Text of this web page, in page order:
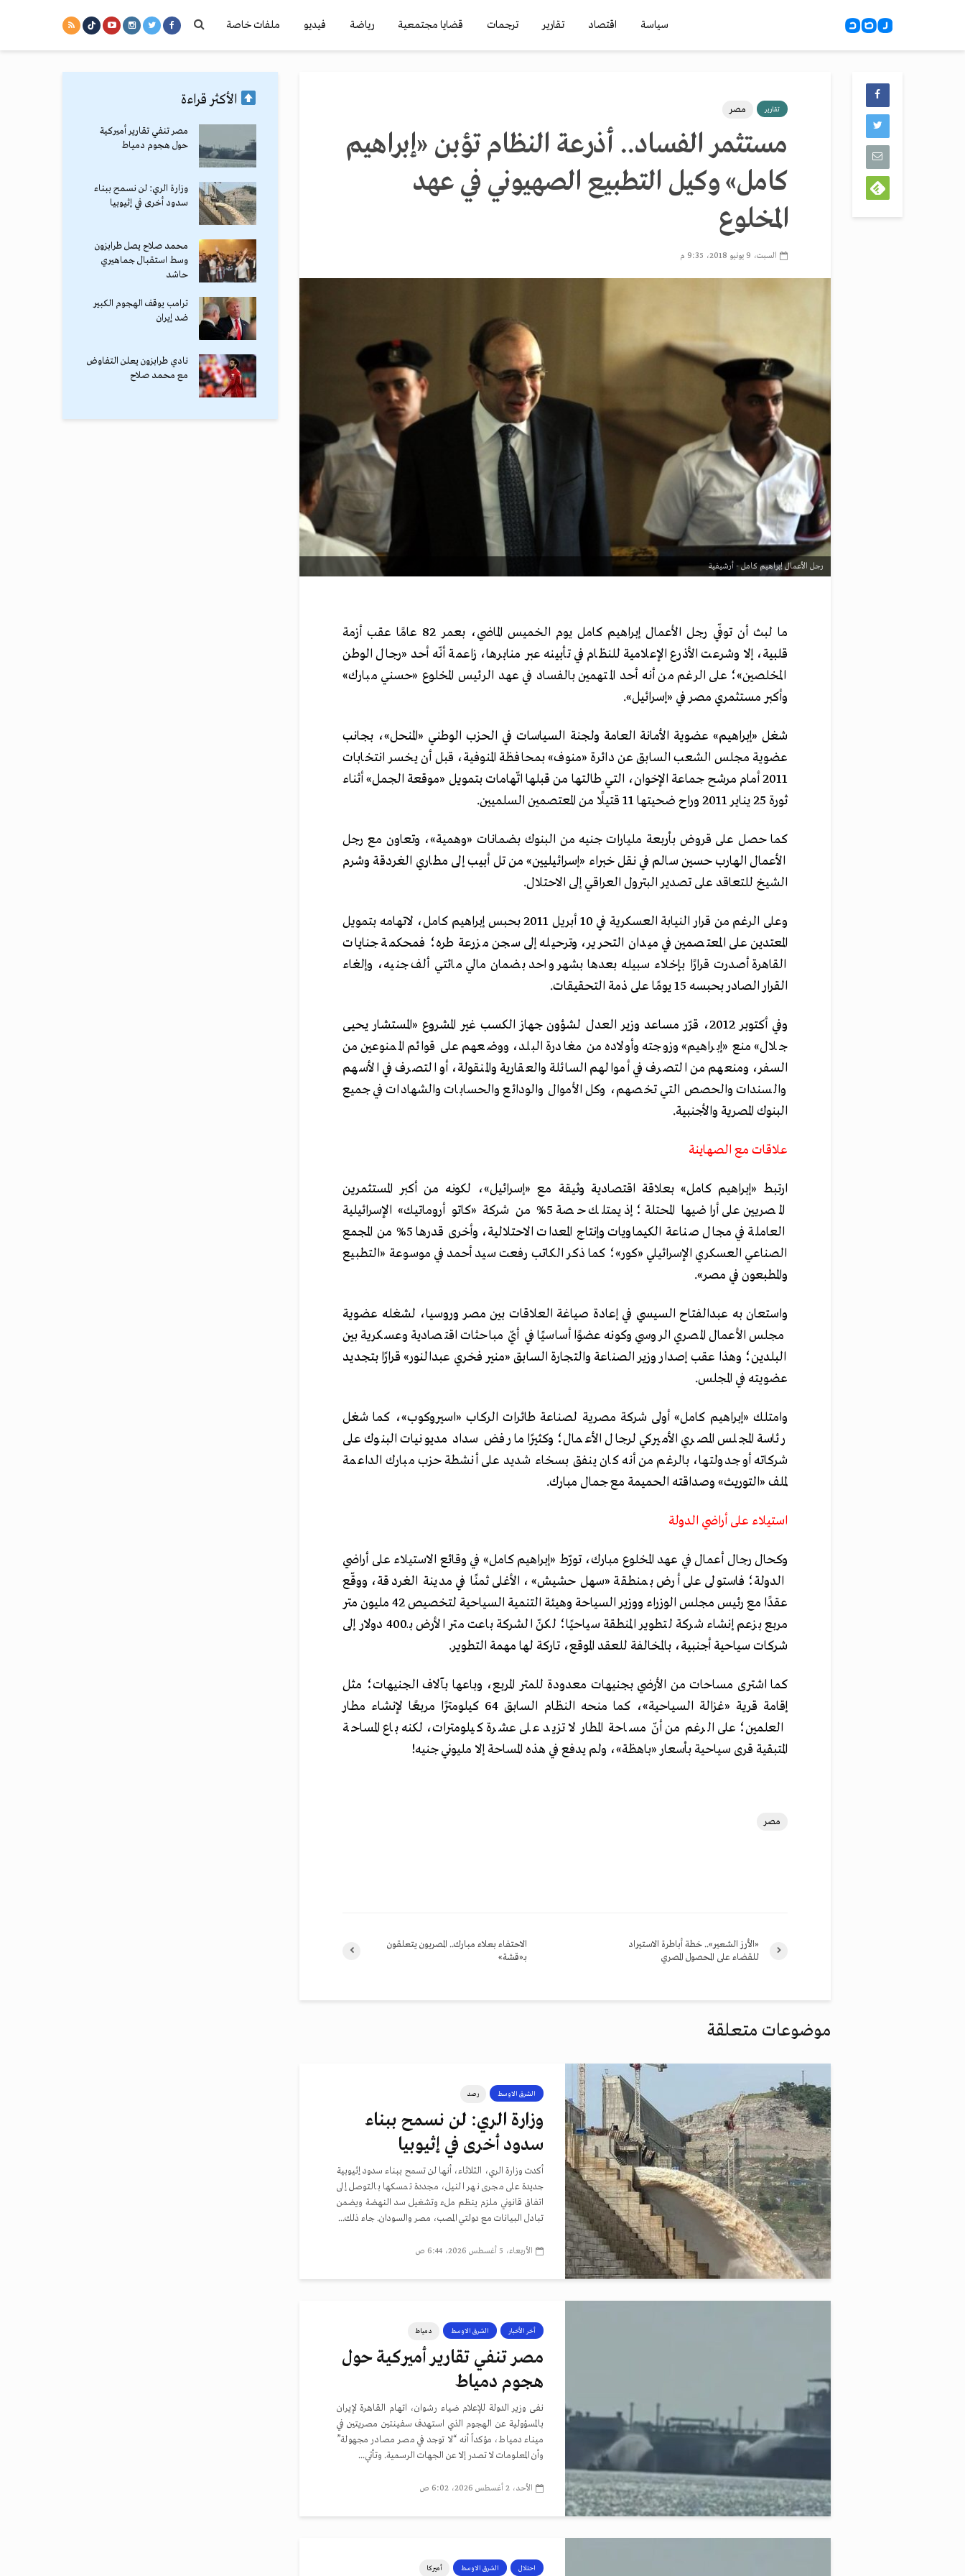
سياسة اقتصاد تقارير ترجمات قضايا مجتمعية رياضة فيديو ملفات خاصة
تقارير مصر
مستثمر الفساد.. أذرعة النظام تؤبن «إبراهيم
كامل» وكيل التطبيع الصهيوني في عهد
المخلوع
السبت، 9 يونيو 2018، 9:35 م
رجل الأعمال إبراهيم كامل - أرشيفية
ما لبث أن توفّي رجل الأعمال إبراهيم كامل يوم الخميس الماضي، بعمر 82 عامًا عقب أزمة
قلبية، إلا وشرعت الأذرع الإعلامية للنظام في تأبينه عبر منابرها، زاعمة أنّه أحد «رجال الوطن
المخلصين»؛ على الرغم من أنه أحد المتهمين بالفساد في عهد الرئيس المخلوع «حسني مبارك»
وأكبر مستثمري مصر في «إسرائيل».
شغل «إبراهيم» عضوية الأمانة العامة ولجنة السياسات في الحزب الوطني «المنحل»، بجانب
عضوية مجلس الشعب السابق عن دائرة «منوف» بمحافظة المنوفية، قبل أن يخسر انتخابات
2011 أمام مرشح جماعة الإخوان، التي طالتها من قبلها اتّهامات بتمويل «موقعة الجمل» أثناء
ثورة 25 يناير 2011 وراح ضحيتها 11 قتيلًا من المعتصمين السلميين.
كما حصل على قروض بأربعة مليارات جنيه من البنوك بضمانات «وهمية»، وتعاون مع رجل
الأعمال الهارب حسين سالم في نقل خبراء «إسرائيليين» من تل أبيب إلى مطاري الغردقة وشرم
الشيخ للتعاقد على تصدير البترول العراقي إلى الاحتلال.
وعلى الرغم من قرار النيابة العسكرية في 10 أبريل 2011 بحبس إبراهيم كامل، لاتهامه بتمويل
المعتدين على المعتصمين في ميدان التحرير، وترحيله إلى سجن مزرعة طره؛ فمحكمة جنايات
القاهرة أصدرت قرارًا بإخلاء سبيله بعدها بشهر واحد بضمان مالي مائتي ألف جنيه، وإلغاء
القرار الصادر بحبسه 15 يومًا على ذمة التحقيقات.
وفي أكتوبر 2012، قرّر مساعد وزير العدل لشؤون جهاز الكسب غير المشروع «المستشار يحيى
جلال» منع «إبراهيم» وزوجته وأولاده من مغادرة البلد، ووضعهم على قوائم الممنوعين من
السفر، ومنعهم من التصرف في أموالهم السائلة والعقارية والمنقولة، أو التصرف في الأسهم
والسندات والحصص التي تخصهم، وكل الأموال والودائع والحسابات والشهادات في جميع
البنوك المصرية والأجنبية.
علاقات مع الصهاينة
ارتبط «إبراهيم كامل» بعلاقة اقتصادية وثيقة مع «إسرائيل»، لكونه من أكبر المستثمرين
المصريين على أراضيها المحتلة؛ إذ يمتلك حصة 5% من شركة «كاتو أروماتيك» الإسرائيلية
العاملة في مجال صناعة الكيماويات وإنتاج المعدات الاحتلالية، وأخرى قدرها 5% من المجمع
الصناعي العسكري الإسرائيلي «كور»؛ كما ذكر الكاتب رفعت سيد أحمد في موسوعة «التطبيع
والمطبعون في مصر».
واستعان به عبدالفتاح السيسي في إعادة صياغة العلاقات بين مصر وروسيا، لشغله عضوية
مجلس الأعمال المصري الروسي وكونه عضوًا أساسيًا في أيّ مباحثات اقتصادية وعسكرية بين
البلدين؛ وهذا عقب إصدار وزير الصناعة والتجارة السابق «منير فخري عبدالنور» قرارًا بتجديد
عضويته في المجلس.
وامتلك «إبراهيم كامل» أولى شركة مصرية لصناعة طائرات الركاب «اسيروكوب»، كما شغل
رئاسة المجلس المصري الأميركي لرجال الأعمال؛ وكثيرًا ما رفض سداد مديونيات البنوك على
شركاته أو جدولتها، بالرغم من أنه كان ينفق بسخاء شديد على أنشطة حزب مبارك الداعمة
لملف «التوريث» وصداقته الحميمة مع جمال مبارك.
استيلاء على أراضي الدولة
وكحال رجال أعمال في عهد المخلوع مبارك، تورّط «إبراهيم كامل» في وقائع الاستيلاء على أراضي
الدولة؛ فاستولى على أرض بمنطقة «سهل حشيش»، الأغلى ثمنًا في مدينة الغردقة، ووقّع
عقدًا مع رئيس مجلس الوزراء ووزير السياحة وهيئة التنمية السياحية لتخصيص 42 مليون متر
مربع بزعم إنشاء شركة لتطوير المنطقة سياحيًا؛ لكنّ الشركة باعت متر الأرض بـ400 دولار إلى
شركات سياحية أجنبية، بالمخالفة للعقد الموقع، تاركة لها مهمة التطوير.
كما اشترى مساحات من الأرضي بجنيهات معدودة للمتر المربع، وباعها بآلاف الجنيهات؛ مثل
إقامة قرية «غزالة السياحية»، كما منحه النظام السابق 64 كيلومترًا مربعًا لإنشاء مطار
العلمين؛ على الرغم من أنّ مساحة المطار لا تزيد على عشرة كيلومترات، لكنه باع المساحة
المتبقية قرى سياحية بأسعار «باهظة»، ولم يدفع في هذه المساحة إلا مليوني جنيه!
مصر
الاحتفاء بعلاء مبارك.. المصريون يتعلقون
بـ«قشة»
«الأرز الشعير».. خطة أباطرة الاستيراد
للقضاء على المحصول المصري
موضوعات متعلقة
الشرق الاوسط رصد
وزارة الري: لن نسمح ببناء
سدود أخرى في إثيوبيا
أكدت وزارة الري، الثلاثاء، أنها لن تسمح ببناء سدود إثيوبية
جديدة على مجرى نهر النيل، مجددة تمسكها بالتوصل إلى
اتفاق قانوني ملزم ينظم ملء وتشغيل سد النهضة ويضمن
تبادل البيانات مع دولتي المصب، مصر والسودان. جاء ذلك...
الأربعاء، 5 أغسطس 2026، 6:44 ص
أخر الأخبار الشرق الاوسط دمياط
مصر تنفي تقارير أميركية حول
هجوم دمياط
نفى وزير الدولة للإعلام ضياء رشوان، اتهام القاهرة لإيران
بالمسؤولية عن الهجوم الذي استهدف سفينتين مصريتين في
ميناء دمياط، مؤكداً أنه “لا توجد في مصر مصادر مجهولة”
وأن المعلومات لا تصدر إلا عن الجهات الرسمية. وتأتي...
الأحد، 2 أغسطس 2026، 6:02 ص
احتلال الشرق الاوسط أميركا
الأكثر قراءة
مصر تنفي تقارير أميركية
حول هجوم دمياط
وزارة الري: لن نسمح ببناء
سدود أخرى في إثيوبيا
محمد صلاح يصل طرابزون
وسط استقبال جماهيري
حاشد
ترامب يوقف الهجوم الكبير
ضد إيران
نادي طرابزون يعلن التفاوض
مع محمد صلاح